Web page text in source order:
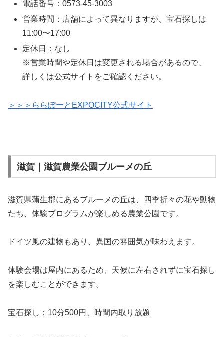
電話番号：0573-45-3003
営業時間：店舗によって異なりますが、宝石探しは
11:00〜17:00
定休日：なし
※営業時間や定休日は変更される場合があるので、
詳しくは公式サイトをご確認ください。
＞＞＞ららぽーとEXPOCITY公式サイト
滋賀｜滋賀農業公園ブルーメの丘
滋賀県蒲生郡にあるブルーメの丘は、四季折々の花や動物
たち、体験プログラムが楽しめる農業公園です。
ドイツ風の建物もあり、異国の雰囲気が味わえます。
体験会場は屋内にあるため、天候に左右されずに宝石探し
を楽しむことができます。
宝石探し：10分500円、時間内取り放題